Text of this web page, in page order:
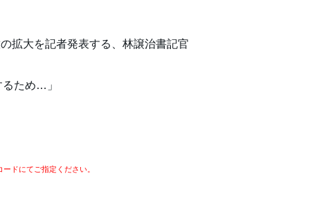
拡大を記者発表する、林譲治書記官
るため…」
ドにてご指定ください。